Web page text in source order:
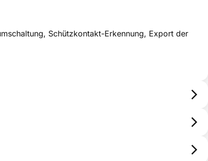
Schützkontakt-Erkennung, Export der